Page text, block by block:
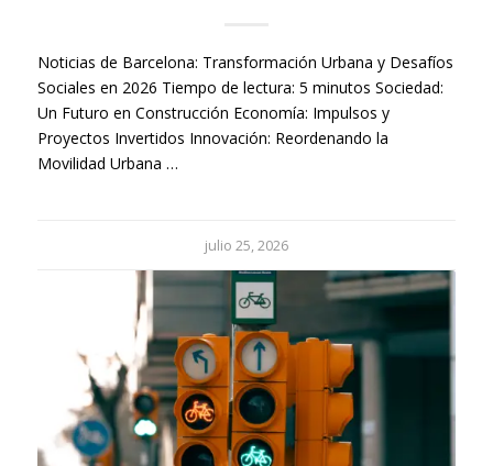
Noticias de Barcelona: Transformación Urbana y Desafíos
Sociales en 2026 Tiempo de lectura: 5 minutos Sociedad:
Un Futuro en Construcción Economía: Impulsos y
Proyectos Invertidos Innovación: Reordenando la
Movilidad Urbana …
julio 25, 2026